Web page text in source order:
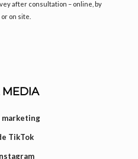
after consultation – online, by
on site.
MEDIA
marketing
TikTok